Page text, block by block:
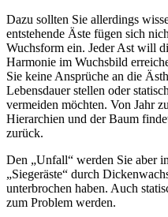
Dazu sollten Sie allerdings
entstehende Äste fügen sich
Wuchsform ein. Jeder Ast will
Harmonie im Wuchsbild
Sie keine Ansprüche an die
Lebensdauer stellen oder
vermeiden möchten. Von Jahr
Hierarchien und der Baum
zurück.
Den „Unfall“ werden Sie aber
„Siegeräste“ durch
unterbrochen haben. Auch
zum Problem werden.